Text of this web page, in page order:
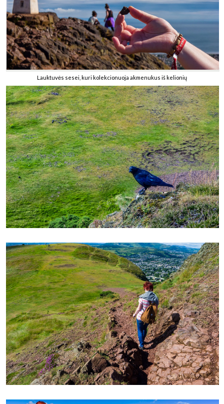
Lauktuvės sesei, kuri kolekcionuoja akmenukus iš kelionių